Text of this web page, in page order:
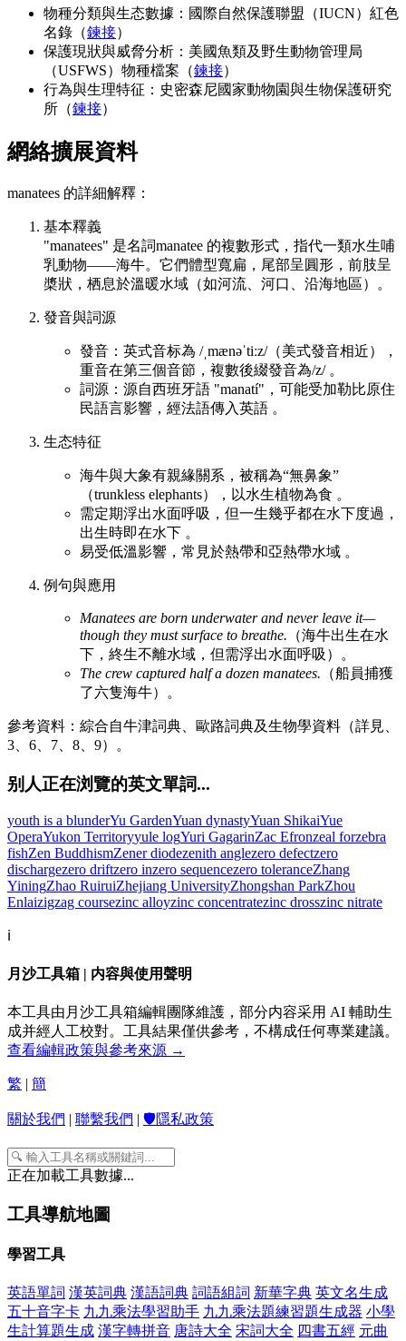
物種分類與生态數據：國際自然保護聯盟（IUCN）紅色
名錄（鍊接）
保護現狀與威脅分析：美國魚類及野生動物管理局
（USFWS）物種檔案（鍊接）
行為與生理特征：史密森尼國家動物園與生物保護研究
所（鍊接）
網絡擴展資料
manatees 的詳細解釋：
基本釋義
"manatees" 是名詞manatee 的複數形式，指代一類水生哺
乳動物——海牛。它們體型寬扁，尾部呈圓形，前肢呈
槳狀，栖息於溫暖水域（如河流、河口、沿海地區）。
發音與詞源
發音：英式音标為 /ˌmænəˈtiːz/（美式發音相近），
重音在第三個音節，複數後綴發音為/z/ 。
詞源：源自西班牙語 "manatí"，可能受加勒比原住
民語言影響，經法語傳入英語 。
生态特征
海牛與大象有親緣關系，被稱為“無鼻象”
（trunkless elephants），以水生植物為食 。
需定期浮出水面呼吸，但一生幾乎都在水下度過，
出生時即在水下 。
易受低溫影響，常見於熱帶和亞熱帶水域 。
例句與應用
Manatees are born underwater and never leave it—
though they must surface to breathe. （海牛出生在水
下，終生不離水域，但需浮出水面呼吸）。
The crew captured half a dozen manatees. （船員捕獲
了六隻海牛）。
參考資料：綜合自牛津詞典、歐路詞典及生物學資料（詳見、
3、6、7、8、9）。
别人正在浏覽的英文單詞...
youth is a blunderYu GardenYuan dynastyYuan ShikaiYue
OperaYukon Territoryyule logYuri GagarinZac Efronzeal forzebra
fishZen BuddhismZener diodezenith anglezero defectzero
dischargezero driftzero inzero sequencezero toleranceZhang
YiningZhao RuiruiZhejiang UniversityZhongshan ParkZhou
Enlaizigzag coursezinc alloyzinc concentratezinc drosszinc nitrate
ℹ️
月沙工具箱 | 内容與使用聲明
本工具由月沙工具箱編輯團隊維護，部分内容采用 AI 輔助生
成并經人工校對。工具結果僅供參考，不構成任何專業建議。
查看編輯政策與參考來源 →
繁 | 簡
關於我們 | 聯繫我們 | 🛡️隱私政策
正在加載工具數據...
工具導航地圖
學習工具
英語單詞 漢英詞典 漢語詞典 詞語組詞 新華字典 英文名生成
五十音字卡 九九乘法學習助手 九九乘法題練習題生成器 小學
生計算題生成 漢字轉拼音 唐詩大全 宋詞大全 四書五經 元曲